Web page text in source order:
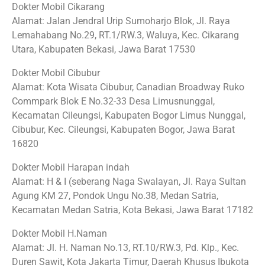
Dokter Mobil Cikarang
Alamat: Jalan Jendral Urip Sumoharjo Blok, Jl. Raya
Lemahabang No.29, RT.1/RW.3, Waluya, Kec. Cikarang
Utara, Kabupaten Bekasi, Jawa Barat 17530
Dokter Mobil Cibubur
Alamat: Kota Wisata Cibubur, Canadian Broadway Ruko
Commpark Blok E No.32-33 Desa Limusnunggal,
Kecamatan Cileungsi, Kabupaten Bogor Limus Nunggal,
Cibubur, Kec. Cileungsi, Kabupaten Bogor, Jawa Barat
16820
Dokter Mobil Harapan indah
Alamat: H & I (seberang Naga Swalayan, Jl. Raya Sultan
Agung KM 27, Pondok Ungu No.38, Medan Satria,
Kecamatan Medan Satria, Kota Bekasi, Jawa Barat 17182
Dokter Mobil H.Naman
Alamat: Jl. H. Naman No.13, RT.10/RW.3, Pd. Klp., Kec.
Duren Sawit, Kota Jakarta Timur, Daerah Khusus Ibukota